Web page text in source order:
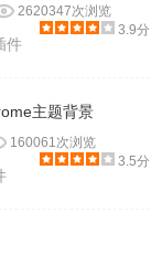
2620347次浏览
3.9分
件
主题背景
160061次浏览
3.5分